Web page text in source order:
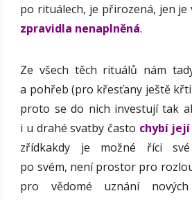
po rituálech, je přirozená, jen je
zpravidla nenaplněná.
Ze všech těch rituálů nám
a pohřeb (pro křesťany ještě
proto se do nich investují tak
i u drahé svatby často chybí její
zřídkakdy je možné říci
po svém, není prostor pro
pro vědomé uznání